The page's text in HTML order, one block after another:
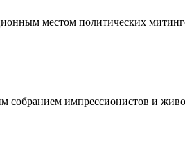
местом политических
собранием импрессионистов и